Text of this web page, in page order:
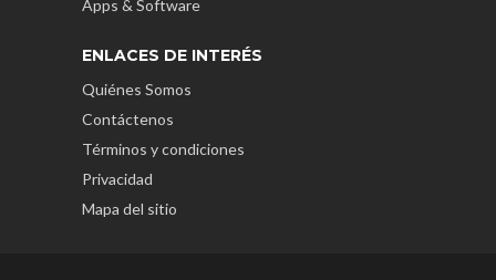
Apps & Software
ENLACES DE INTERÉS
Quiénes Somos
Contáctenos
Términos y condiciones
Privacidad
Mapa del sitio